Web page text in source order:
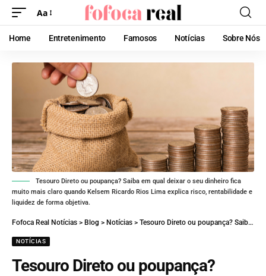
Aa
Home Entretenimento Famosos Notícias Sobre Nós
Tesouro Direto ou poupança? Saiba em qual deixar o seu dinheiro fica
muito mais claro quando Kelsem Ricardo Rios Lima explica risco, rentabilidade e
liquidez de forma objetiva.
Fofoca Real Notícias > Blog > Notícias > Tesouro Direto ou poupança? Saiba em qual deixar o seu dinheiro
NOTÍCIAS
Tesouro Direto ou poupança?